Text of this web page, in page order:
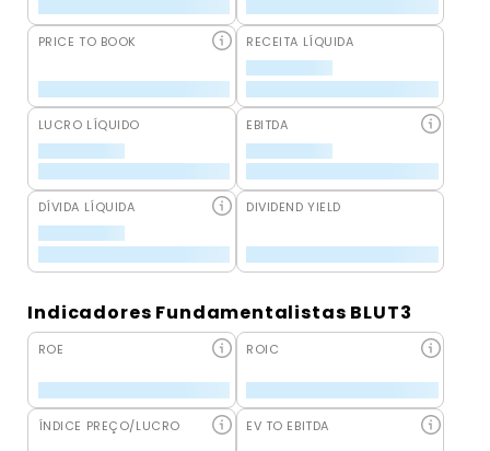
PRICE TO BOOK RECEITA LÍQUIDA
LUCRO LÍQUIDO EBITDA
DÍVIDA LÍQUIDA DIVIDEND YIELD
Indicadores Fundamentalistas BLUT3
ROE ROIC
ÍNDICE PREÇO/LUCRO EV TO EBITDA